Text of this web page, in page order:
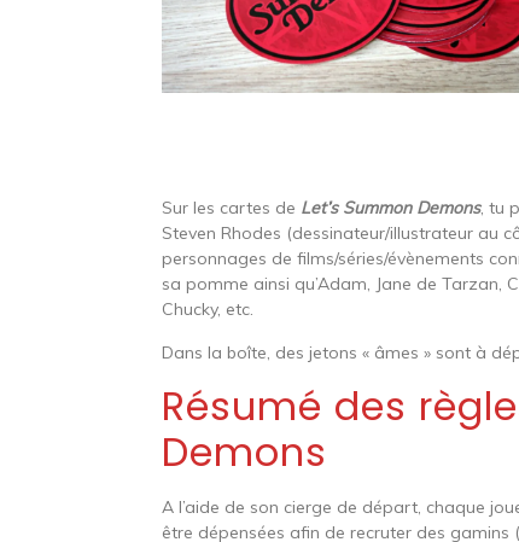
Sur les cartes de Let’s Summon Demons, tu
Steven Rhodes (dessinateur/illustrateur au
personnages de films/séries/évènements
sa pomme ainsi qu’Adam, Jane de Tarzan,
Chucky, etc.
Dans la boîte, des jetons « âmes » sont à
Résumé des
Demons
A l’aide de son cierge de départ, chaque
être dépensées afin de recruter des gamins